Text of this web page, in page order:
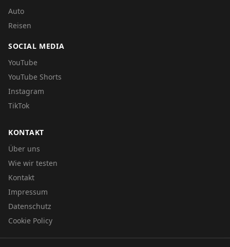
Auto
Reisen
SOCIAL MEDIA
YouTube
YouTube Shorts
Instagram
TikTok
KONTAKT
Über uns
Wie wir testen
Kontakt
Impressum
Datenschutz
Cookie Policy